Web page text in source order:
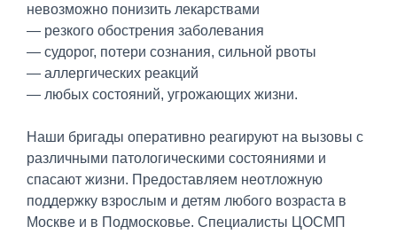
невозможно понизить лекарствами
— резкого обострения заболевания
— судорог, потери сознания, сильной рвоты
— аллергических реакций
— любых состояний, угрожающих жизни.
Наши бригады оперативно реагируют на вызовы с
различными патологическими состояниями и
спасают жизни. Предоставляем неотложную
поддержку взрослым и детям любого возраста в
Москве и в Подмосковье. Специалисты ЦОСМП